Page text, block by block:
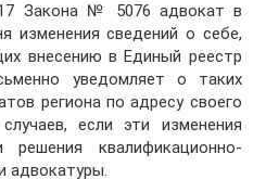
Закона № 5076 адвокат в
изменения сведений о себе,
внесению в Единый реестр
уведомляет о таких
региона по адресу своего
если эти изменения
решения квалификационно-
адвокатуры.